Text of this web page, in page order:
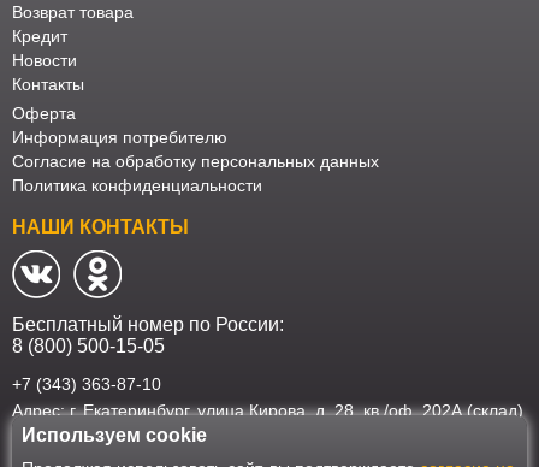
Возврат товара
Кредит
Новости
Контакты
Оферта
Информация потребителю
Согласие на обработку персональных данных
Политика конфиденциальности
НАШИ КОНТАКТЫ
Бесплатный номер по России:
8 (800) 500-15-05
+7 (343) 363-87-10
Адрес: г. Екатеринбург, улица Кирова, д. 28, кв./оф. 202А (склад)
Наш интернет-магазин работает в соответствии с требованиями
Используем cookie